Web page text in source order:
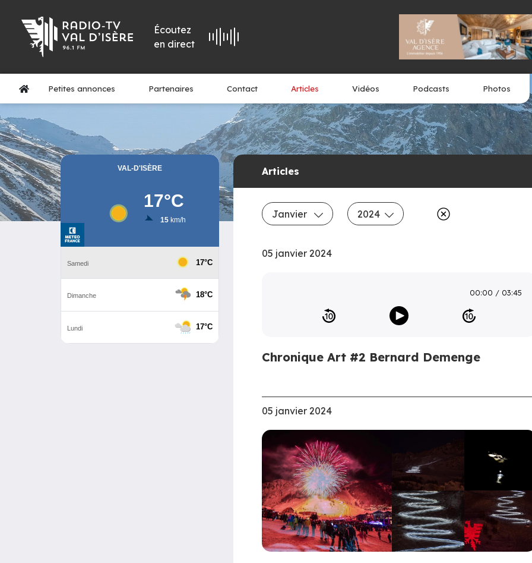
Écoutez
en direct
Petites annonces Partenaires Contact Articles Vidéos Podcasts Photos
Articles
Janvier 2024
05 janvier 2024
00:00 03:45
Chronique Art #2 Bernard Demenge
05 janvier 2024